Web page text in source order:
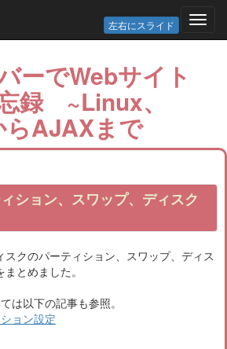
左右にスライド
ーでWebサイト
録 ~Linux、
らAJAXまで
ション、スワップ、ディスク
クのパーティション、スワップ、ディス
とめました。
は以下の記事も参照。
ョン設定